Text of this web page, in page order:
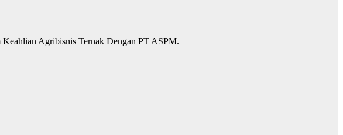
Agribisnis Ternak Dengan PT ASPM.